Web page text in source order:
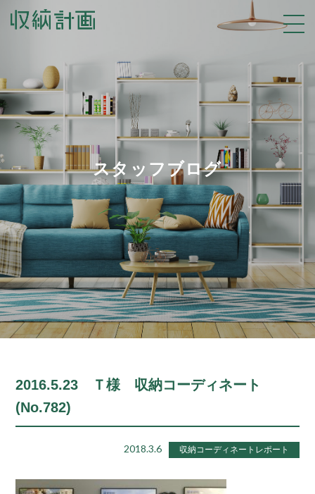
スタッフブログ
2016.5.23 Ｔ様 収納コーディネート
(No.782)
2018.3.6 収納コーディネートレポート